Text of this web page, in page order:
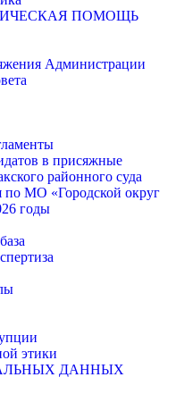
ПОМОЩЬ
Администрации
в присяжные
районного суда
МО «Городской округ
годы
этики
ДАННЫХ